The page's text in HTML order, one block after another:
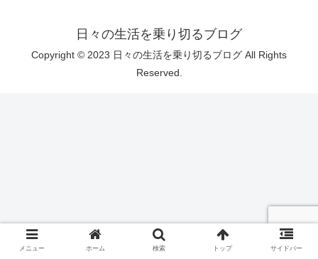
日々の生活を乗り切るブログ
Copyright © 2023 日々の生活を乗り切るブログ All Rights
Reserved.
メニュー ホーム 検索 トップ サイドバー